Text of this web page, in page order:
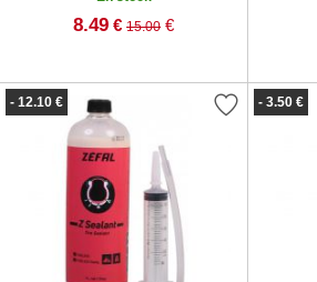
8.49 € 15.00 €
- 12.10 € - 3.50 €